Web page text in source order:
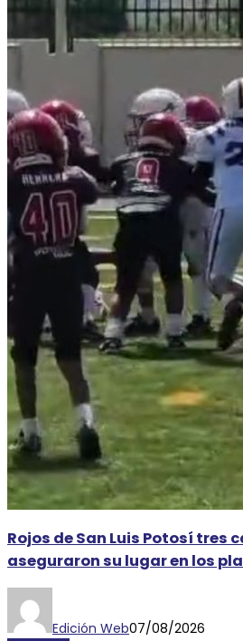
Rojos de San Luis Potosí tres
aseguraron su lugar en los
Edición Web07/08/2026